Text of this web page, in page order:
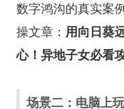
数字鸿沟的真实案
操文章： 用向日葵
心！异地子女必看
场景二：电脑上